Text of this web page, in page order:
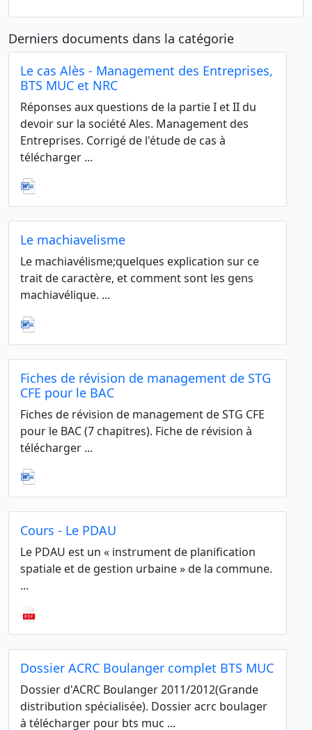
Derniers documents dans la catégorie
Le cas Alès - Management des Entreprises,
BTS MUC et NRC
Réponses aux questions de la partie I et II du
devoir sur la société Ales. Management des
Entreprises. Corrigé de l'étude de cas à
télécharger ...
Le machiavelisme
Le machiavélisme;quelques explication sur ce
trait de caractère, et comment sont les gens
machiavélique. ...
Fiches de révision de management de STG
CFE pour le BAC
Fiches de révision de management de STG CFE
pour le BAC (7 chapitres). Fiche de révision à
télécharger ...
Cours - Le PDAU
Le PDAU est un « instrument de planification
spatiale et de gestion urbaine » de la commune.
...
Dossier ACRC Boulanger complet BTS MUC
Dossier d'ACRC Boulanger 2011/2012(Grande
distribution spécialisée). Dossier acrc boulager
à télécharger pour bts muc ...